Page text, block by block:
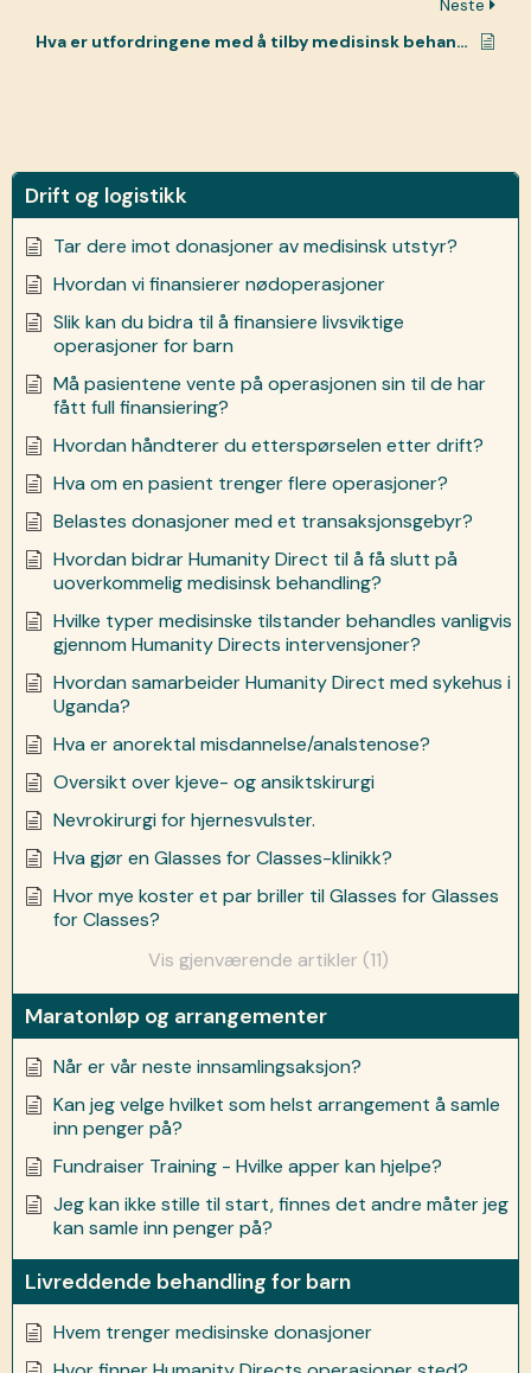
Drift og logistikk
Tar dere imot donasjoner av medisinsk utstyr?
Hvordan vi finansierer nødoperasjoner
Slik kan du bidra til å finansiere livsviktige
operasjoner for barn
Må pasientene vente på operasjonen sin til de har
fått full finansiering?
Hvordan håndterer du etterspørselen etter drift?
Hva om en pasient trenger flere operasjoner?
Belastes donasjoner med et transaksjonsgebyr?
Hvordan bidrar Humanity Direct til å få slutt på
uoverkommelig medisinsk behandling?
Hvilke typer medisinske tilstander behandles vanligvis
gjennom Humanity Directs intervensjoner?
Hvordan samarbeider Humanity Direct med sykehus i
Uganda?
Hva er anorektal misdannelse/analstenose?
Oversikt over kjeve- og ansiktskirurgi
Nevrokirurgi for hjernesvulster.
Hva gjør en Glasses for Classes-klinikk?
Hvor mye koster et par briller til Glasses for Glasses
for Classes?
Vis gjenværende artikler (11)
Maratonløp og arrangementer
Når er vår neste innsamlingsaksjon?
Kan jeg velge hvilket som helst arrangement å samle
inn penger på?
Fundraiser Training - Hvilke apper kan hjelpe?
Jeg kan ikke stille til start, finnes det andre måter jeg
kan samle inn penger på?
Livreddende behandling for barn
Hvem trenger medisinske donasjoner
Neste
Hva er utfordringene med å tilby medisinsk behandling i avsidesliggende områder?